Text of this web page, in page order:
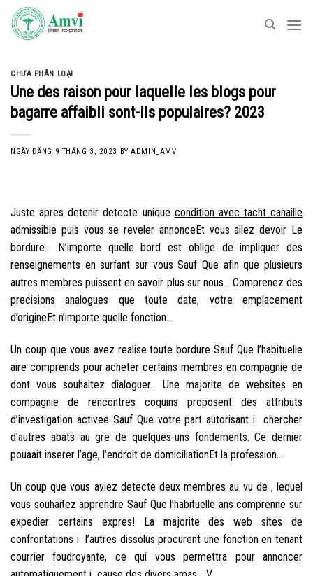
Skip
content
CHƯA PHÂN LOẠI
Une des raison pour laquelle les blogs pour
bagarre affaibli sont-ils populaires? 2023
NGÀY ĐĂNG 9 THÁNG 3, 2023 BYADMIN_AMV
Juste apres detenir detecte unique condition avec tacht canaille
admissible puis vous se reveler annonceEt vous allez devoir Le
bordure… N’importe quelle bord est oblige de impliquer des
renseignements en surfant sur vous Sauf Que afin que plusieurs
autres membres puissent en savoir plus sur nous… Comprenez des
precisions analogues que toute date, votre emplacement
d’origineEt n’importe quelle fonction…
Un coup que vous avez realise toute bordure Sauf Que l’habituelle
aire comprends pour acheter certains membres en compagnie de
dont vous souhaitez dialoguer… Une majorite de websites en
compagnie de rencontres coquins proposent des attributs
d’investigation activee Sauf Que votre part autorisant i chercher
d’autres abats au gre de quelques-uns fondements. Ce dernier
pouaait inserer l’age, l’endroit de domiciliationEt la profession…
Un coup que vous aviez detecte deux membres au vu de , lequel
vous souhaitez apprendre Sauf Que l’habituelle ans comprenne sur
expedier certains expres! La majorite des web sites de
confrontations i l’autres dissolus procurent une fonction en tenant
courrier foudroyante, ce qui vous permettra pour annoncer